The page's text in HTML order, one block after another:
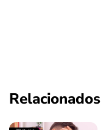
Relacionados